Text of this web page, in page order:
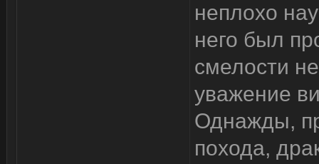
неплохо
него был
смелости
уважение
Однажды,
похода,